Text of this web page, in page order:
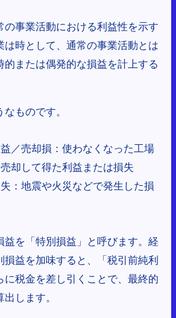
の事業活動における利益性を示す
は時として、通常の事業活動とは
または偶発的な損益を計上する
ものです。
／売却損：使わなくなった工場
却して得た利益または損失
：地震や火災などで発生した損
益を「特別損益」と呼びます。経
損益を加味すると、「税引前純利
に税金を差し引くことで、最終的
します。